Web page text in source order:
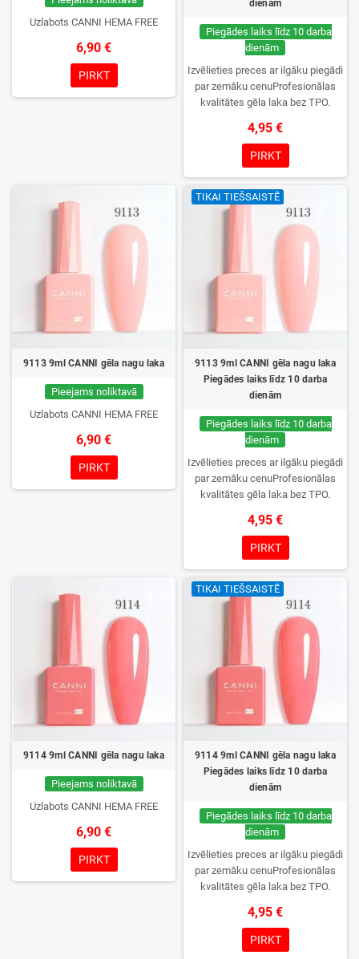
Uzlabots CANNI HEMA FREE
6,90 €
PIRKT
dienām
Piegādes laiks līdz 10 darba
dienām
Izvēlieties preces ar ilgāku piegādi
par zemāku cenuProfesionālas
kvalitātes gēla laka bez TPO.
izvēle, lieliska sacietēšana
UV/LED lampās un ilgstoša
noturība. Katrs flakons iepakots
kastītē – pirmo reizi to atvērsiet
tikai jūs.
4,95 €
PIRKT
9113 9ml CANNI gēla nagu laka
Pieejams noliktavā
Uzlabots CANNI HEMA FREE
6,90 €
PIRKT
TIKAI TIEŠSAISTĒ
9113 9ml CANNI gēla nagu laka
Piegādes laiks līdz 10 darba
dienām
Piegādes laiks līdz 10 darba
dienām
Izvēlieties preces ar ilgāku piegādi
par zemāku cenuProfesionālas
kvalitātes gēla laka bez TPO.
izvēle, lieliska sacietēšana
UV/LED lampās un ilgstoša
noturība. Katrs flakons iepakots
kastītē – pirmo reizi to atvērsiet
tikai jūs.
4,95 €
PIRKT
9114 9ml CANNI gēla nagu laka
Pieejams noliktavā
Uzlabots CANNI HEMA FREE
6,90 €
PIRKT
TIKAI TIEŠSAISTĒ
9114 9ml CANNI gēla nagu laka
Piegādes laiks līdz 10 darba
dienām
Piegādes laiks līdz 10 darba
dienām
Izvēlieties preces ar ilgāku piegādi
par zemāku cenuProfesionālas
kvalitātes gēla laka bez TPO.
izvēle, lieliska sacietēšana
UV/LED lampās un ilgstoša
noturība. Katrs flakons iepakots
4,95 €
PIRKT